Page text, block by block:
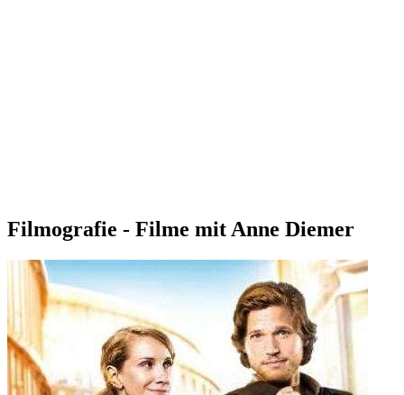
Filmografie - Filme mit Anne Diemer